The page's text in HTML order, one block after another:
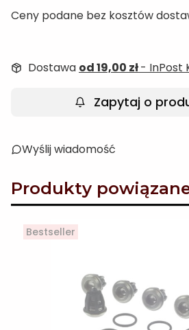
Ceny podane bez kosztów
Dostawa od 19,00 zł- InPost
Zapytaj o
Wyślij wiadomość
Produkty
Bestseller